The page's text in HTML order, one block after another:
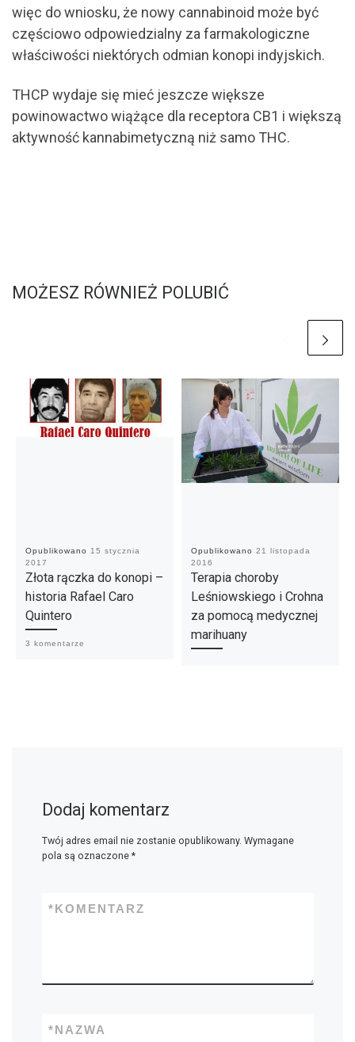
więc do wniosku, że nowy cannabinoid może być
częściowo odpowiedzialny za farmakologiczne
właściwości niektórych odmian konopi indyjskich.
THCP wydaje się mieć jeszcze większe
powinowactwo wiążące dla receptora CB1 i większą
aktywność kannabimetyczną niż samo THC.
MOŻESZ RÓWNIEŻ POLUBIĆ
Opublikowano
15 stycznia
2017
Złota rączka do konopi –
historia Rafael Caro
Quintero
3 komentarze
Opublikowano 21 listopada
2016
Terapia choroby
Leśniowskiego i Crohna
za pomocą medycznej
marihuany
Dodaj komentarz
Twój adres email nie zostanie opublikowany. Wymagane
pola są oznaczone *
KOMENTARZ
*
NAZWA
*